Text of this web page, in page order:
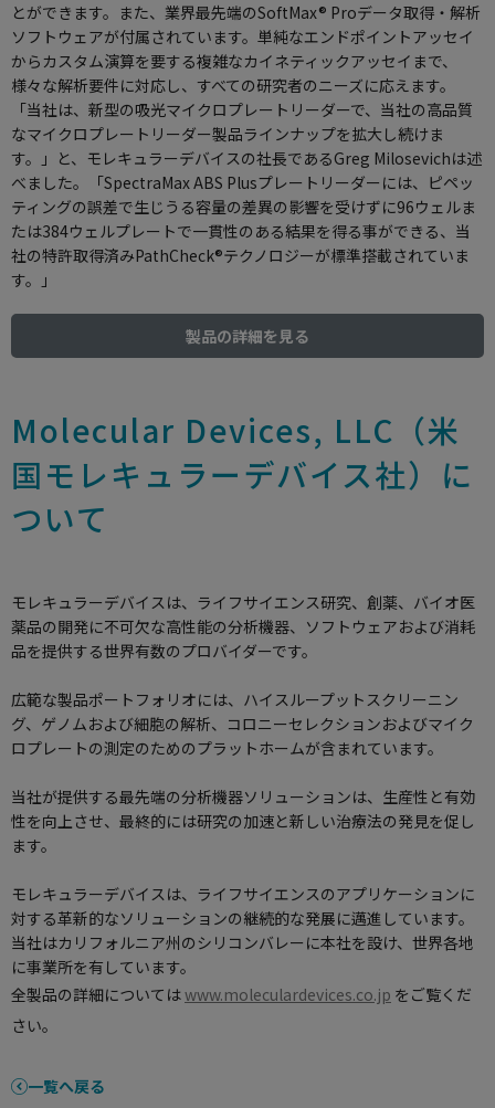
とができます。また、業界最先端のSoftMax® Proデータ取得・解析
ソフトウェアが付属されています。単純なエンドポイントアッセイ
からカスタム演算を要する複雑なカイネティックアッセイまで、
様々な解析要件に対応し、すべての研究者のニーズに応えます。
「当社は、新型の吸光マイクロプレートリーダーで、当社の高品質
なマイクロプレートリーダー製品ラインナップを拡大し続けま
す。」と、モレキュラーデバイスの社長であるGreg Milosevichは述
べました。「SpectraMax ABS Plusプレートリーダーには、ピペッ
ティングの誤差で生じうる容量の差異の影響を受けずに96ウェルま
たは384ウェルプレートで一貫性のある結果を得る事ができる、当
社の特許取得済みPathCheck®テクノロジーが標準搭載されていま
す。」
製品の詳細を見る
Molecular Devices, LLC（米
国モレキュラーデバイス社）に
ついて
モレキュラーデバイスは、ライフサイエンス研究、創薬、バイオ医
薬品の開発に不可欠な高性能の分析機器、ソフトウェアおよび消耗
品を提供する世界有数のプロバイダーです。
広範な製品ポートフォリオには、ハイスループットスクリーニン
グ、ゲノムおよび細胞の解析、コロニーセレクションおよびマイク
ロプレートの測定のためのプラットホームが含まれています。
当社が提供する最先端の分析機器ソリューションは、生産性と有効
性を向上させ、最終的には研究の加速と新しい治療法の発見を促し
ます。
モレキュラーデバイスは、ライフサイエンスのアプリケーションに
対する革新的なソリューションの継続的な発展に邁進しています。
当社はカリフォルニア州のシリコンバレーに本社を設け、世界各地
に事業所を有しています。
全製品の詳細についてはwww.moleculardevices.co.jp をご覧くだ
さい。
一覧へ戻る